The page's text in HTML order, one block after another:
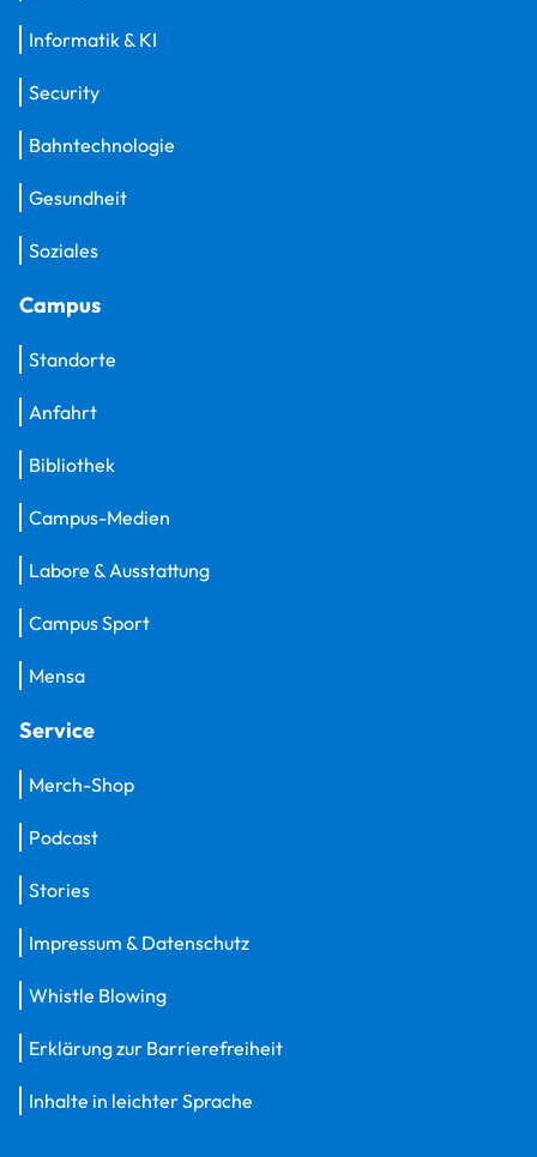
Informatik & KI
Security
Bahntechnologie
Gesundheit
Soziales
Campus
Standorte
Anfahrt
Bibliothek
Campus-Medien
Labore & Ausstattung
Campus Sport
Mensa
Service
Merch-Shop
Podcast
Stories
Impressum & Datenschutz
Whistle Blowing
Erklärung zur Barrierefreiheit
Inhalte in leichter Sprache